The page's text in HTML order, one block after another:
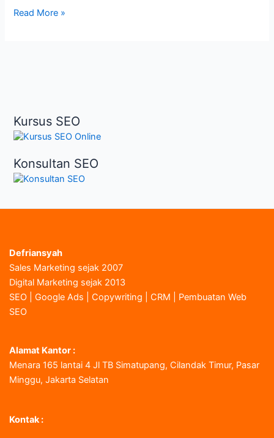
Belajar
Read More »
Kursus SEO
Konsultan SEO
Defriansyah
Sales Marketing sejak 2007
Digital Marketing sejak 2013
SEO | Google Ads | Copywriting | CRM | Pembuatan Web
SEO
Alamat Kantor :
Menara 165 lantai 4 Jl TB Simatupang, Cilandak Timur, Pasar
Minggu, Jakarta Selatan
Kontak :